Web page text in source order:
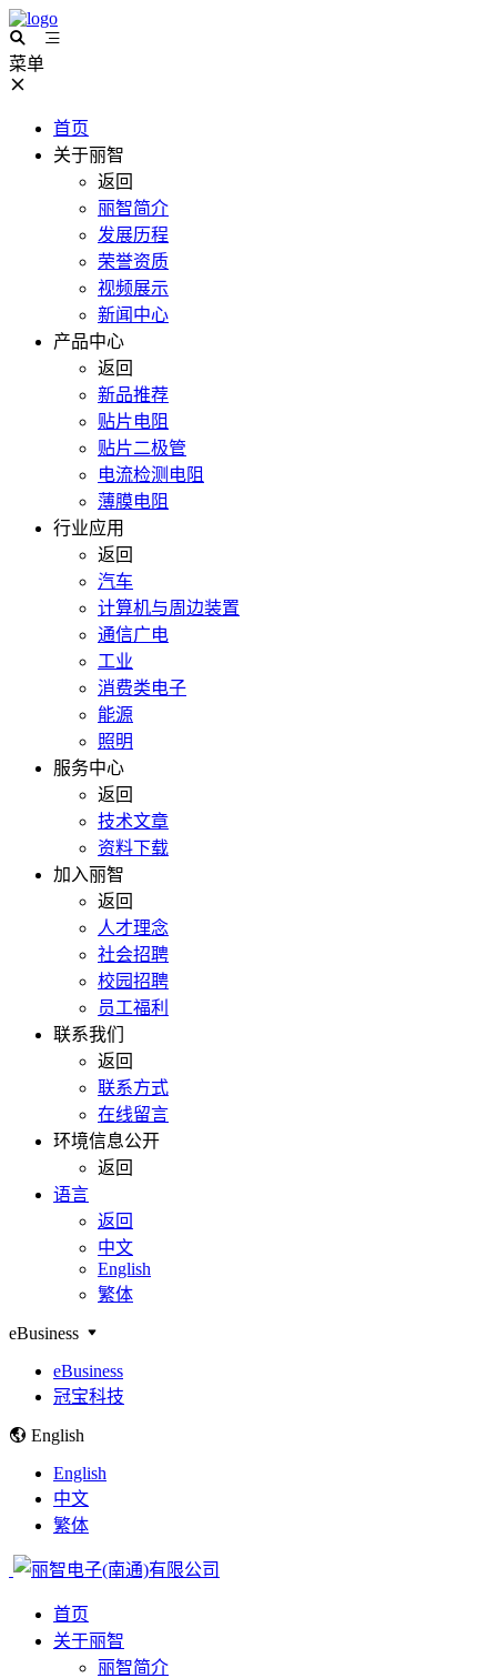
菜单
首页
关于丽智
返回
丽智简介
发展历程
荣誉资质
视频展示
新闻中心
产品中心
返回
新品推荐
贴片电阻
贴片二极管
电流检测电阻
薄膜电阻
行业应用
返回
汽车
计算机与周边装置
通信广电
工业
消费类电子
能源
照明
服务中心
返回
技术文章
资料下载
加入丽智
返回
人才理念
社会招聘
校园招聘
员工福利
联系我们
返回
联系方式
在线留言
环境信息公开
返回
语言
返回
中文
English
繁体
eBusiness
eBusiness
冠宝科技
English
English
中文
繁体
首页
关于丽智
丽智简介